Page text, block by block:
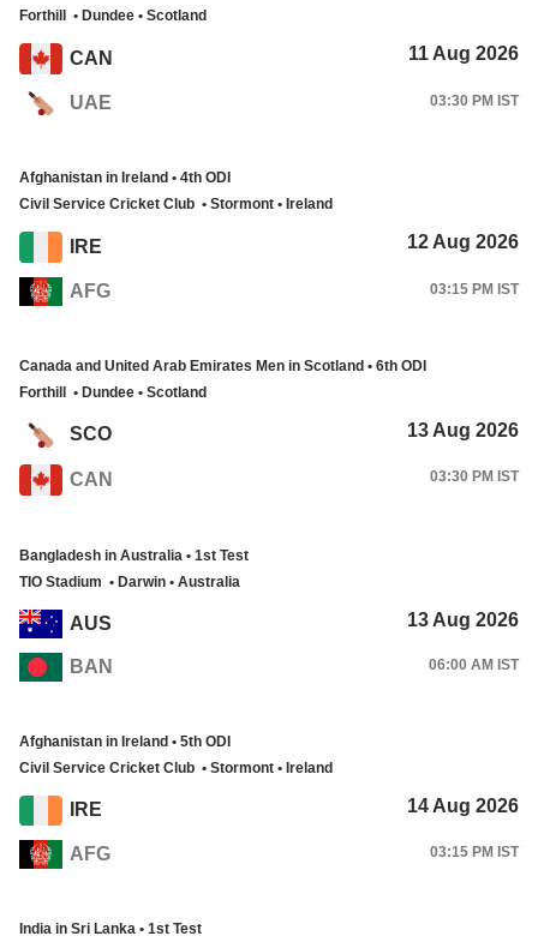
Forthill • Dundee • Scotland
CAN 11 Aug 2026
UAE 03:30 PM IST
Afghanistan in Ireland • 4th ODI
Civil Service Cricket Club • Stormont • Ireland
IRE 12 Aug 2026
AFG 03:15 PM IST
Canada and United Arab Emirates Men in Scotland • 6th ODI
Forthill • Dundee • Scotland
SCO 13 Aug 2026
CAN 03:30 PM IST
Bangladesh in Australia • 1st Test
TIO Stadium • Darwin • Australia
AUS 13 Aug 2026
BAN 06:00 AM IST
Afghanistan in Ireland • 5th ODI
Civil Service Cricket Club • Stormont • Ireland
IRE 14 Aug 2026
AFG 03:15 PM IST
India in Sri Lanka • 1st Test